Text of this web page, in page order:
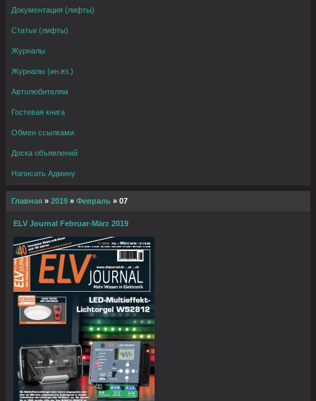
Документация (лифты)
Статьи (лифты)
Журналы
Журналы (ин.яз.)
Автолюбителям
Гостевая книга
Обмен ссылками
Доска объявлений
Написать Админу
Главная » 2019 » Февраль » 07
ELV Journal Februar-März 2019